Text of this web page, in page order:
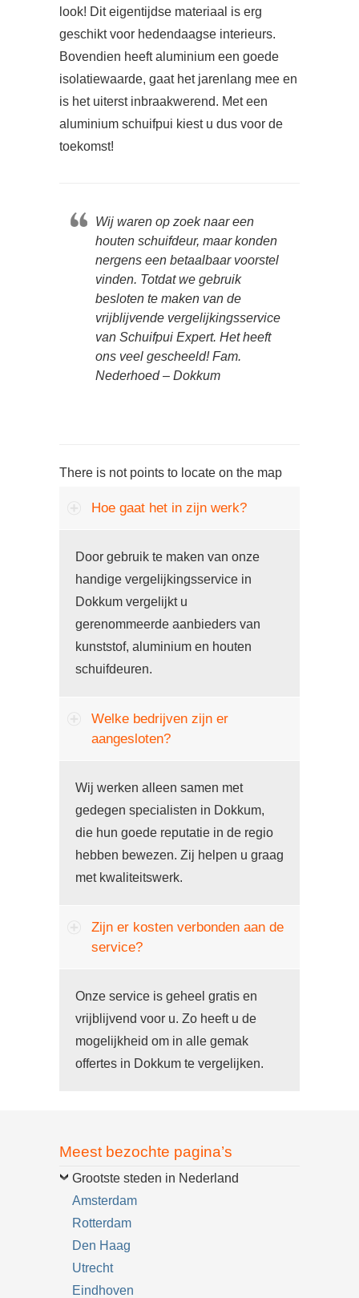
look! Dit eigentijdse materiaal is erg
geschikt voor hedendaagse interieurs.
Bovendien heeft aluminium een goede
isolatiewaarde, gaat het jarenlang mee en
is het uiterst inbraakwerend. Met een
aluminium schuifpui kiest u dus voor de
toekomst!
Wij waren op zoek naar een
houten schuifdeur, maar konden
nergens een betaalbaar voorstel
vinden. Totdat we gebruik
besloten te maken van de
vrijblijvende vergelijkingsservice
van Schuifpui Expert. Het heeft
ons veel gescheeld! Fam.
Nederhoed – Dokkum
There is not points to locate on the map
Hoe gaat het in zijn werk?
Door gebruik te maken van onze
handige vergelijkingsservice in
Dokkum vergelijkt u
gerenommeerde aanbieders van
kunststof, aluminium en houten
schuifdeuren.
Welke bedrijven zijn er
aangesloten?
Wij werken alleen samen met
gedegen specialisten in Dokkum,
die hun goede reputatie in de regio
hebben bewezen. Zij helpen u graag
met kwaliteitswerk.
Zijn er kosten verbonden aan de
service?
Onze service is geheel gratis en
vrijblijvend voor u. Zo heeft u de
mogelijkheid om in alle gemak
offertes in Dokkum te vergelijken.
Meest bezochte pagina’s
Grootste steden in Nederland
Amsterdam
Rotterdam
Den Haag
Utrecht
Eindhoven